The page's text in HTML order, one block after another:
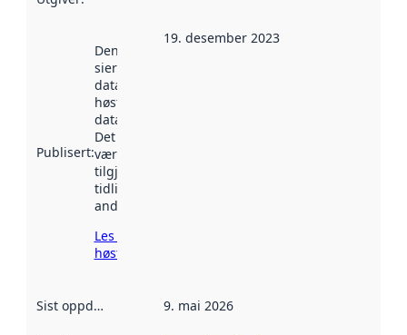
Publisert:
Denne datoen
sier når
datasettet ble
høstet av
data.norge.no.
Det kan ha
vært
tilgjengelig
tidligere
andre steder.
Les mer om
høsting her
19. desember 2023
Sist oppdatert 9. mai 2026